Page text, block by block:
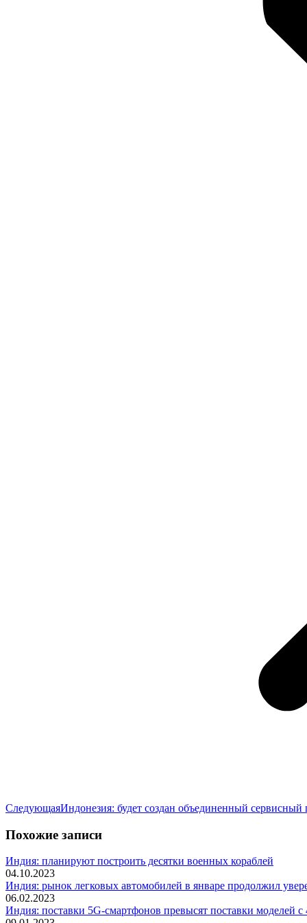
СледующаяСледующая
Индонезия: будет создан объединенный
Похожие записи
Индия: планируют построить десятки военных кораблей
04.10.2023
Индия: рынок легковых автомобилей в январе продолжил
06.02.2023
Индия: поставки 5G-смартфонов превысят поставки моделей с